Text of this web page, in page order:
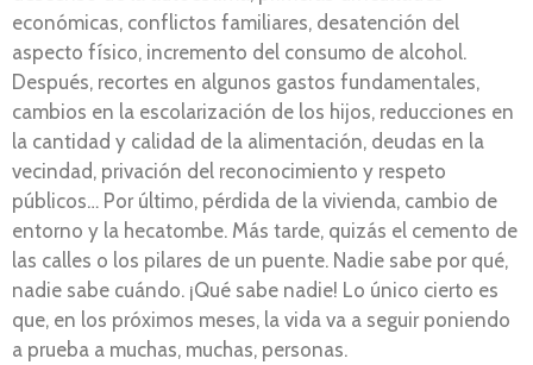
económicas, conflictos familiares, desatención del
aspecto físico, incremento del consumo de alcohol.
Después, recortes en algunos gastos fundamentales,
cambios en la escolarización de los hijos, reducciones en
la cantidad y calidad de la alimentación, deudas en la
vecindad, privación del reconocimiento y respeto
públicos… Por último, pérdida de la vivienda, cambio de
entorno y la hecatombe. Más tarde, quizás el cemento de
las calles o los pilares de un puente. Nadie sabe por qué,
nadie sabe cuándo. ¡Qué sabe nadie! Lo único cierto es
que, en los próximos meses, la vida va a seguir poniendo
a prueba a muchas, muchas, personas.